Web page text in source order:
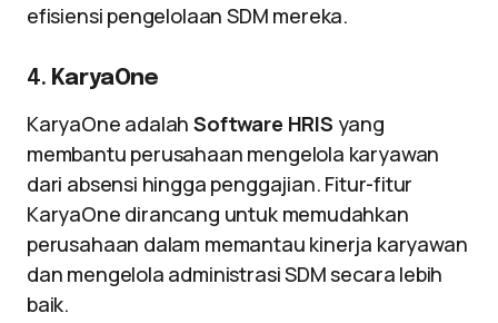
efisiensi pengelolaan SDM mereka.
4. KaryaOne
KaryaOne adalahSoftware HRIS yang
membantu perusahaan mengelola karyawan
dari absensi hingga penggajian. Fitur-fitur
KaryaOne dirancang untuk memudahkan
perusahaan dalam memantau kinerja karyawan
dan mengelola administrasi SDM secara lebih
baik.